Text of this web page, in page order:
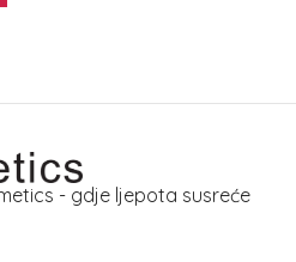
- gdje ljepota susreće